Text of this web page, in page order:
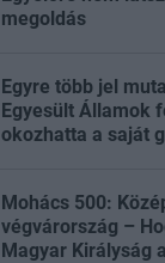
megoldás
Egyre több jel
Egyesült Államok
okozhatta a saját
Mohács 500:
végvárország –
Magyar Királyság